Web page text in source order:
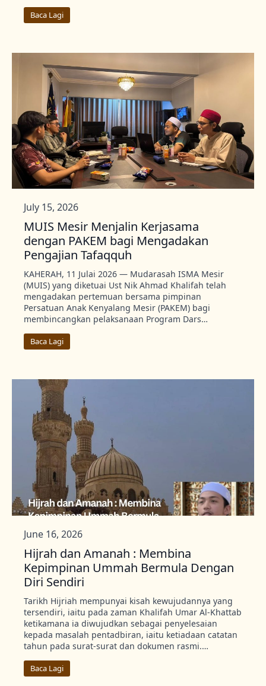
Baca Lagi
MUIS Mesir Menjalin Kerjasama
dengan PAKEM bagi Mengadakan
Pengajian Tafaqquh
July 15, 2026
KAHERAH, 11 Julai 2026 — Mudarasah ISMA Mesir
(MUIS) yang diketuai Ust Nik Ahmad Khalifah telah
mengadakan pertemuan bersama pimpinan
Persatuan Anak Kenyalang Mesir (PAKEM) bagi
membincangkan pelaksanaan Program Dars…
Baca Lagi
Hijrah dan Amanah : Membina
Kepimpinan Ummah Bermula Dengan
Diri Sendiri
June 16, 2026
Tarikh Hijriah mempunyai kisah kewujudannya yang
tersendiri, iaitu pada zaman Khalifah Umar Al-Khattab
ketikamana ia diwujudkan sebagai penyelesaian
kepada masalah pentadbiran, iaitu ketiadaan catatan
tahun pada surat-surat dan dokumen rasmi.…
Baca Lagi